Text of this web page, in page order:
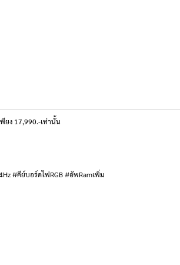
ยง 17,990.-เท่านั้น
#คีย์บอร์ดไฟRGB #อัพRamเพิ่ม